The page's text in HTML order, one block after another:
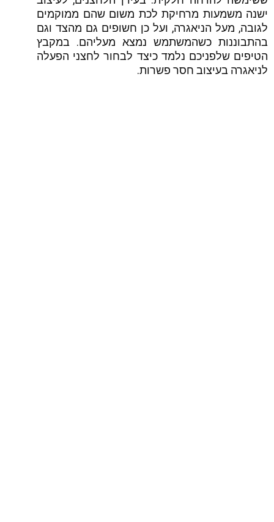
ישנה משמעות מרחיקת לכת משום שהם ממוקמים
לגובה, מעל הניאגרה, ועל כן חשופים גם מהצד וגם
בהתבוננות כשהמשתמש נמצא מעליהם. במקבץ
הטיפים שלפניכם נלמד כיצד לבחור לחצני הפעלה
לניאגרה בעיצוב חסר פשרות.